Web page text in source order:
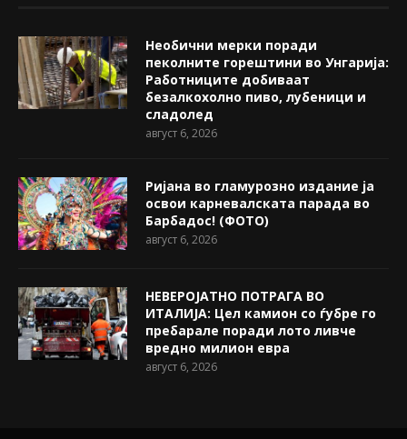
Необични мерки поради
пеколните горештини во Унгарија:
Работниците добиваат
безалкохолно пиво, лубеници и
сладолед
август 6, 2026
Ријана во гламурозно издание ја
освои карневалската парада во
Барбадос! (ФОТО)
август 6, 2026
НЕВЕРОЈАТНО ПОТРАГА ВО
ИТАЛИЈА: Цел камион со ѓубре го
пребарале поради лото ливче
вредно милион евра
август 6, 2026